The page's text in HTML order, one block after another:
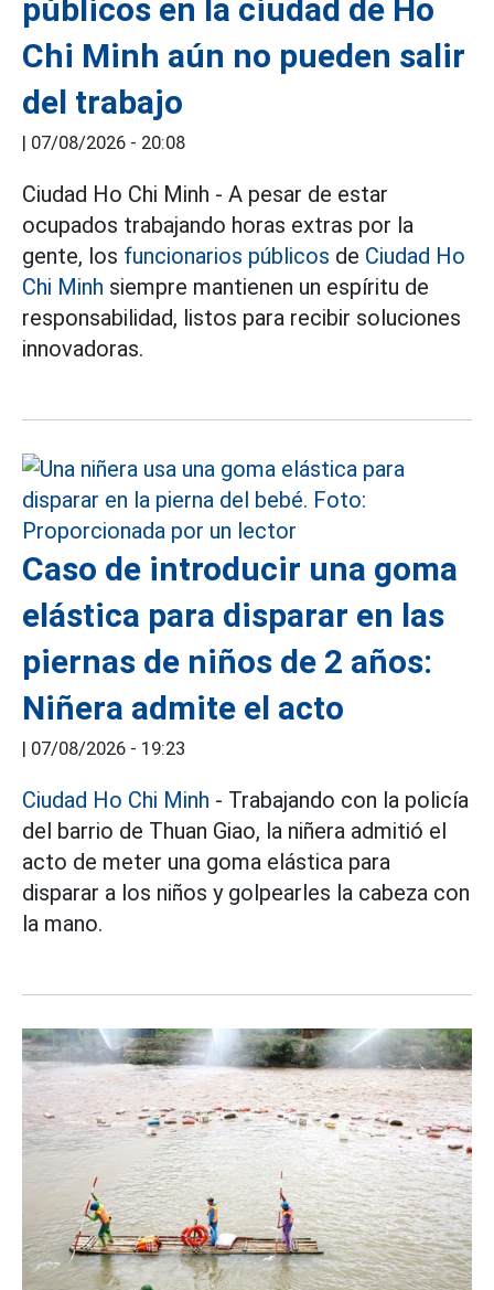
públicos en la ciudad de Ho
Chi Minh aún no pueden salir
del trabajo
| 07/08/2026 - 20:08
Ciudad Ho Chi Minh - A pesar de estar
ocupados trabajando horas extras por la
gente, los funcionarios públicos de Ciudad Ho
Chi Minh siempre mantienen un espíritu de
responsabilidad, listos para recibir soluciones
innovadoras.
Caso de introducir una goma
elástica para disparar en las
piernas de niños de 2 años:
Niñera admite el acto
| 07/08/2026 - 19:23
Ciudad Ho Chi Minh - Trabajando con la policía
del barrio de Thuan Giao, la niñera admitió el
acto de meter una goma elástica para
disparar a los niños y golpearles la cabeza con
la mano.